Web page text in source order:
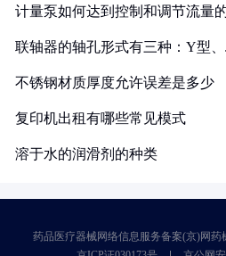
计量泵如何达到控制和调节流量
联轴器的轴孔形式有三种：Y型
不锈钢材质厚度允许误差是多少
复印机出租有哪些常见模式
溶于水的润滑剂的种类
药品医疗器械网络信息服务备案(京)网药